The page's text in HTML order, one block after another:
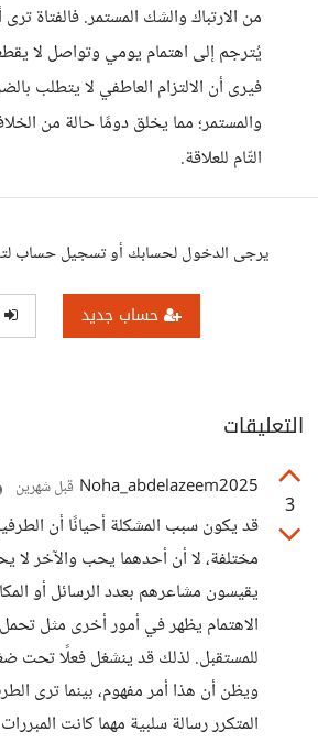
من الارتباك والشك المستمر. فالفتاة
يُترجم إلى اهتمام يومي وتواصل لا
فيرى أن الالتزام العاطفي لا يتطلب
والمستمر؛ مما يخلق دومًا حالة من
التّام للعلاقة.
يرجى الدخول لحسابك أو تسجيل حساب
حساب جديد
التعليقات
3
Noha_abdelazeem2025 قبل شهرين
قد يكون سبب المشكلة أحيانًا أن
مختلفة، لا أن أحدهما يحب والآخر
يقيسون مشاعرهم بعدد الرسائل أو
الاهتمام يظهر في أمور أخرى مثل
للمستقبل. لذلك قد ينشغل فعلًا تحت
ويظن أن هذا أمر مفهوم، بينما ترى
المتكرر رسالة سلبية مهما كانت